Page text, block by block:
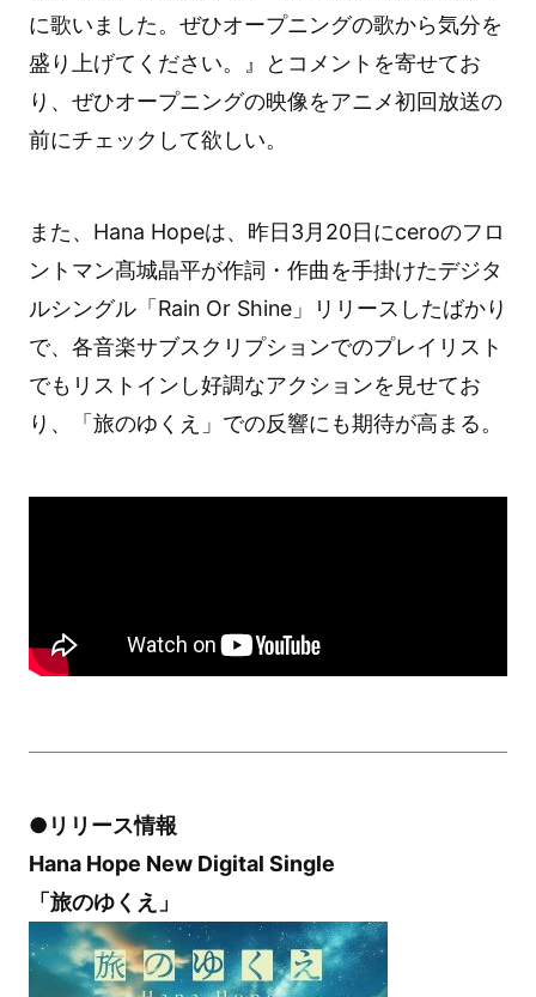
に歌いました。ぜひオープニングの歌から気分を
盛り上げてください。』とコメントを寄せてお
り、ぜひオープニングの映像をアニメ初回放送の
前にチェックして欲しい。
また、Hana Hopeは、昨日3月20日にceroのフロ
ントマン髙城晶平が作詞・作曲を手掛けたデジタ
ルシングル「Rain Or Shine」リリースしたばかり
で、各音楽サブスクリプションでのプレイリスト
でもリストインし好調なアクションを見せてお
り、「旅のゆくえ」での反響にも期待が高まる。
●リリース情報
Hana Hope New Digital Single
「旅のゆくえ」